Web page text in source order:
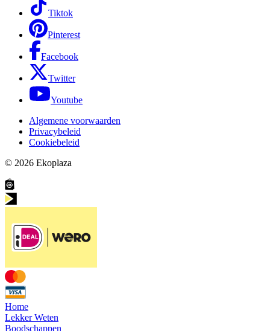
Tiktok
Pinterest
Facebook
Twitter
Youtube
Algemene voorwaarden
Privacybeleid
Cookiebeleid
© 2026 Ekoplaza
Home
Lekker Weten
Boodschappen